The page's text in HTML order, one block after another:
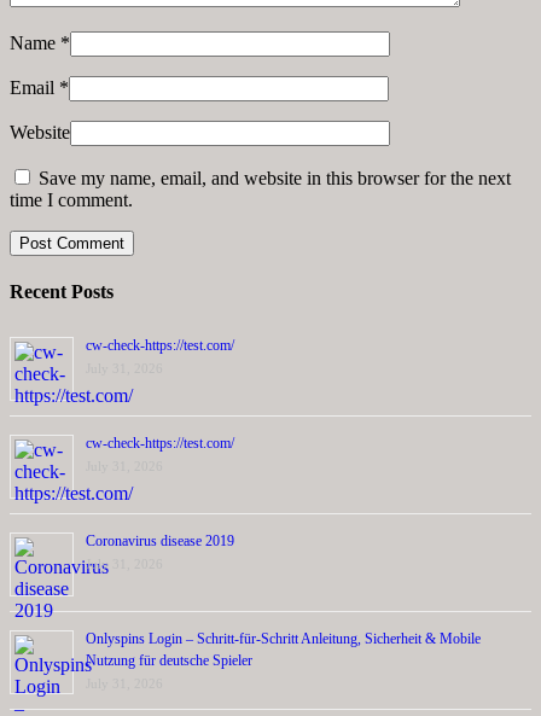
Name *
Email *
Website
Save my name, email, and website in this browser for the next
time I comment.
Recent Posts
cw-check-https://test.com/
cw-check-https://test.com/
Coronavirus disease 2019
July 31, 2026
Onlyspins Login – Schritt‑für‑Schritt Anleitung, Sicherheit & Mobile
Nutzung für deutsche Spieler